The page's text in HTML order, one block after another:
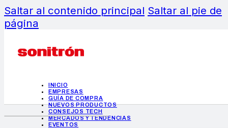
Saltar al contenido principal Saltar al pie de
página
INICIO
EMPRESAS
GUÍA DE COMPRA
NUEVOS PRODUCTOS
CONSEJOS TECH
MERCADOS Y TENDENCIAS
EVENTOS